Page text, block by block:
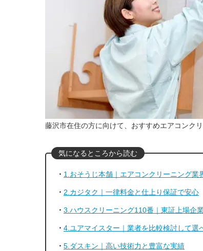
藤沢市在住の方に向けて、おすすめエアコンク
1.おそうじ本舗｜エアコンクリーニング業
2.カジタク｜一律料金と仕上り保証で安心
3.ハウスクリーニング110番｜東証上場企
4.ユアマイスター｜業者を比較検討して選
5.ダスキン｜高い技術力と豊富な実績